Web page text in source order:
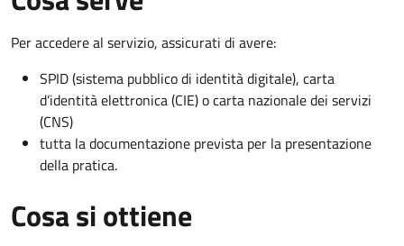
Per accedere al servizio, assicurati di avere:
SPID (sistema pubblico di identità digitale), carta
d’identità elettronica (CIE) o carta nazionale dei servizi
(CNS)
tutta la documentazione prevista per la presentazione
della pratica.
Cosa si ottiene